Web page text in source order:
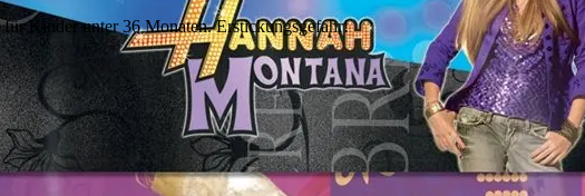
Kinder unter 36 Monaten. Erstickungsgefahr!